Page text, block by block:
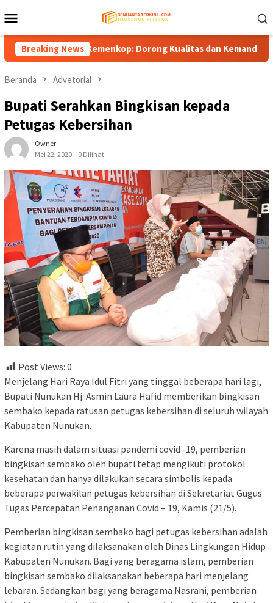
ke
Mobile
Breaking News
ke Kemenkop: Dorong Kualitas dan Kemandirian, Bukan
Beranda Advetorial
Bupati Serahkan Bingkisan kepada
Petugas Kebersihan
Owner
Mei 22, 2020
0 Dilihat
Post Views: 0
Menjelang Hari Raya Idul Fitri yang tinggal beberapa hari lagi,
Bupati Nunukan Hj. Asmin Laura Hafid memberikan bingkisan
sembako kepada ratusan petugas kebersihan di seluruh wilayah
Kabupaten Nunukan.
Karena masih dalam situasi pandemi covid -19, pemberian
bingkisan sembako oleh bupati tetap mengikuti protokol
kesehatan dan hanya dilakukan secara simbolis kepada
beberapa perwakilan petugas kebersihan di Sekretariat Gugus
Tugas Percepatan Penanganan Covid – 19, Kamis (21/5).
Pemberian bingkisan sembako bagi petugas kebersihan adalah
kegiatan rutin yang dilaksanakan oleh Dinas Lingkungan Hidup
Kabupaten Nunukan. Bagi yang beragama islam, pemberian
bingkisan sembako dilaksanakan beberapa hari menjelang
lebaran. Sedangkan bagi yang beragama Nasrani, pemberian